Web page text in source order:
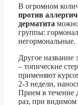
В огромном
против
дерматита
группы:
негормональные.
Другое название
– топические
применяют
2-3 недели,
Прием в течение
раз, при